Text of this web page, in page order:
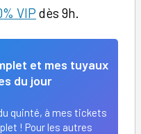
VIP dès 9h.
et mes tuyaux
du jour
quinté, à mes tickets
! Pour les autres